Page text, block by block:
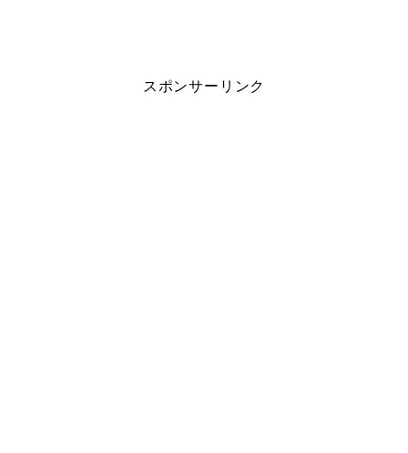
スポンサーリンク